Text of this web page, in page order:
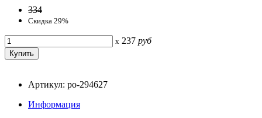
334
Скидка 29%
x 237 руб
Артикул: po-294627
Информация